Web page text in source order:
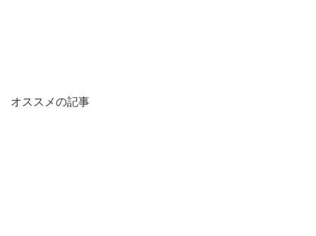
オススメの記事